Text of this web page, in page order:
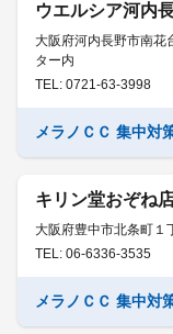
ウエルシア河内
大阪府河内長野市南花
ター内
TEL: 0721-63-3998
メラノＣＣ 集中対
キリン堂おぞね
大阪府豊中市北条町１
TEL: 06-6336-3535
メラノＣＣ 集中対